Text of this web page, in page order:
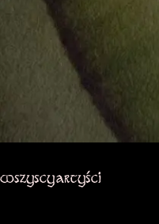
wszyscy artyści